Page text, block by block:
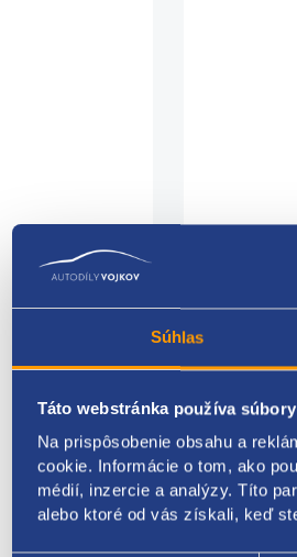
Súhlas
Táto webstránka používa
Na prispôsobenie obsahu a
cookie. Informácie o tom, ako
médií, inzercie a analýzy. Títo
alebo ktoré od vás získali, keď
emisná